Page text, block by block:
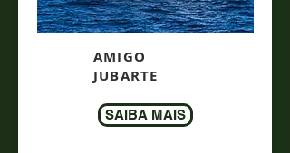
AMIGO
JUBARTE
SAIBA MAIS